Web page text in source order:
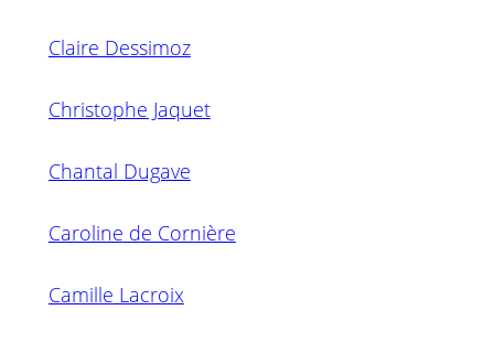
Claire Dessimoz
Christophe Jaquet
Chantal Dugave
Caroline de Cornière
Camille Lacroix